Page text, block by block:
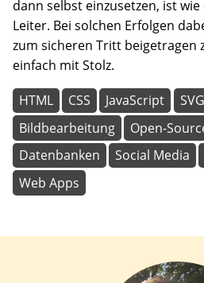
dann selbst einzusetzen, ist
Leiter. Bei solchen Erfolgen
zum sicheren Tritt beigetragen
einfach mit Stolz.
HTML CSS JavaScript SVG
Bildbearbeitung
Open-
Datenbanken
Social Media
Web Apps